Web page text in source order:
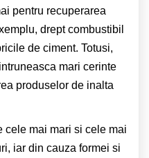
pentru recuperarea
drept combustibil
de ciment. Totusi,
mari cerinte
produselor de inalta
cele mai mari si cele mai
iar din cauza formei si